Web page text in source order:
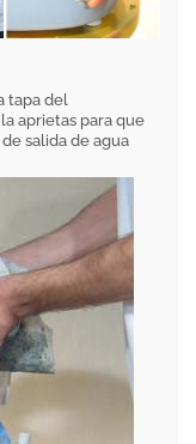
tapa del
aprietas para que
salida de agua